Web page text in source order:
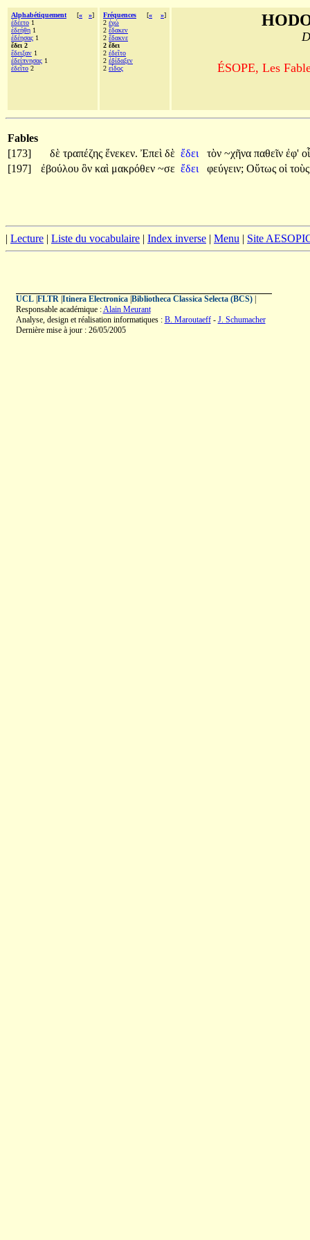
Alphabétiquement [« »]
ἐδέετο 1
ἐδεήθη 1
ἐδέησας 1
ἔδει 2
ἔδειξαν 1
ἐδείπνησας 1
ἐδεῖτο 2
Fréquences [« »]
2 ἐγώ
2 ἔδακεν
2 ἔδακνε
2 ἔδει
2 ἐδεῖτο
2 ἐδίδαξεν
2 εἶδος ÉSOPE, Les
Fables
[173]
δὲ τραπέζης ἕνεκεν. Ἐπεὶ δὲ ἔδει τὸν ~χῆνα παθεῖν ἐφ'
[197]
ἐβούλου ὃν καὶ μακρόθεν ~σε ἔδει φεύγειν; Οὕτως οἱ
| Lecture | Liste du vocabulaire | Index inverse | Menu | Site
UCL| FLTR| Itinera Electronica| Bibliotheca Classica Selecta (BCS)|
Responsable académique :Alain Meurant
Analyse, design et réalisation informatiques : B. Maroutaeff- J. Schumacher
Dernière mise à jour : 26/05/2005